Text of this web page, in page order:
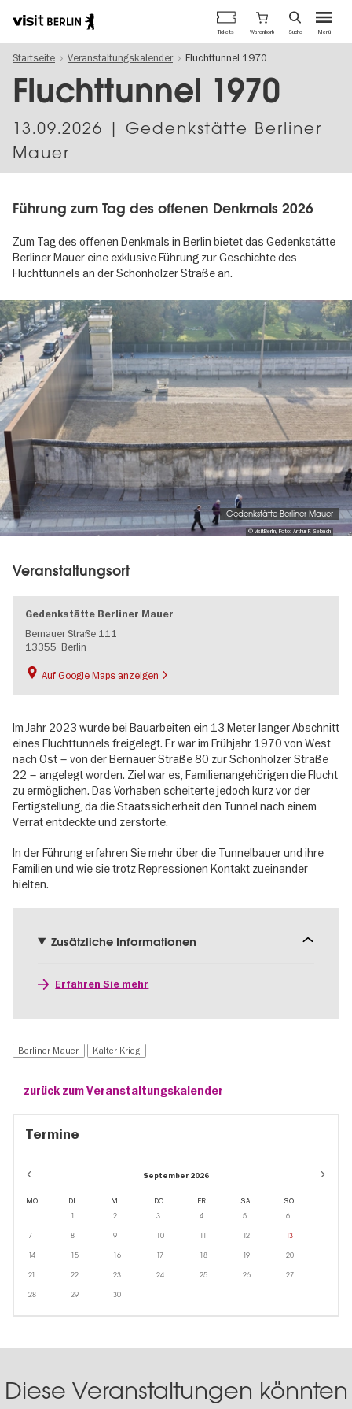
zum
Inhalt
Berlins
offizielles
Tourismusportal
Menü
Tickets Warenkorb Suche
Startseite Veranstaltungskalender Fluchttunnel 1970
Fluchttunnel 1970
13.09.2026 | Gedenkstätte Berliner
Mauer
Führung zum Tag des offenen Denkmals 2026
Zum Tag des offenen Denkmals in Berlin bietet das Gedenkstätte
Berliner Mauer eine exklusive Führung zur Geschichte des
Fluchttunnels an der Schönholzer Straße an.
Image
gallery
© visitBerlin, Foto: Arthur F. Selbach
Gedenkstätte Berliner Mauer
Veranstaltungsort
Gedenkstätte Berliner Mauer
Bernauer Straße 111
13355 Berlin
Auf Google Maps anzeigen
Im Jahr 2023 wurde bei Bauarbeiten ein 13 Meter langer Abschnitt
eines Fluchttunnels freigelegt. Er war im Frühjahr 1970 von West
nach Ost – von der Bernauer Straße 80 zur Schönholzer Straße
22 – angelegt worden. Ziel war es, Familienangehörigen die Flucht
zu ermöglichen. Das Vorhaben scheiterte jedoch kurz vor der
Fertigstellung, da die Staatssicherheit den Tunnel nach einem
Verrat entdeckte und zerstörte.
In der Führung erfahren Sie mehr über die Tunnelbauer und ihre
Familien und wie sie trotz Repressionen Kontakt zueinander
hielten.
Zusätzliche Informationen
Erfahren Sie mehr
Berliner Mauer Kalter Krieg
zurück zum Veranstaltungskalender
Termine
September 2026
MO DI MI DO FR SA SO
1 2 3 4 5 6
7 8 9 10 11 12 13
14 15 16 17 18 19 20
21 22 23 24 25 26 27
28 29 30
Diese Veranstaltungen könnten